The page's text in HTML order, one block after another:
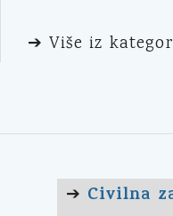
➔ Više iz
➔ Civilna